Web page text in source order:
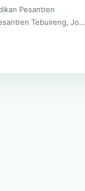
Pesantren
Tebuireng, Jo…